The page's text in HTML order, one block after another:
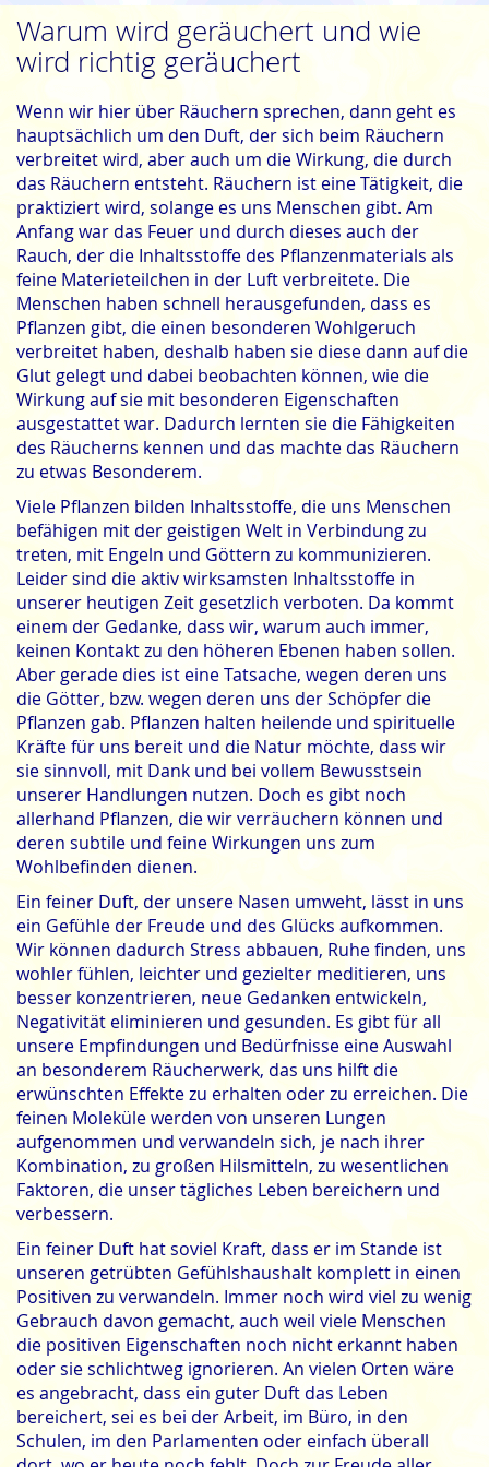
Warum wird geräuchert und wie
wird richtig geräuchert
Wenn wir hier über Räuchern sprechen, dann geht es
hauptsächlich um den Duft, der sich beim Räuchern
verbreitet wird, aber auch um die Wirkung, die durch
das Räuchern entsteht. Räuchern ist eine Tätigkeit, die
praktiziert wird, solange es uns Menschen gibt. Am
Anfang war das Feuer und durch dieses auch der
Rauch, der die Inhaltsstoffe des Pflanzenmaterials als
feine Materieteilchen in der Luft verbreitete. Die
Menschen haben schnell herausgefunden, dass es
Pflanzen gibt, die einen besonderen Wohlgeruch
verbreitet haben, deshalb haben sie diese dann auf die
Glut gelegt und dabei beobachten können, wie die
Wirkung auf sie mit besonderen Eigenschaften
ausgestattet war. Dadurch lernten sie die Fähigkeiten
des Räucherns kennen und das machte das Räuchern
zu etwas Besonderem.
Viele Pflanzen bilden Inhaltsstoffe, die uns Menschen
befähigen mit der geistigen Welt in Verbindung zu
treten, mit Engeln und Göttern zu kommunizieren.
Leider sind die aktiv wirksamsten Inhaltsstoffe in
unserer heutigen Zeit gesetzlich verboten. Da kommt
einem der Gedanke, dass wir, warum auch immer,
keinen Kontakt zu den höheren Ebenen haben sollen.
Aber gerade dies ist eine Tatsache, wegen deren uns
die Götter, bzw. wegen deren uns der Schöpfer die
Pflanzen gab. Pflanzen halten heilende und spirituelle
Kräfte für uns bereit und die Natur möchte, dass wir
sie sinnvoll, mit Dank und bei vollem Bewusstsein
unserer Handlungen nutzen. Doch es gibt noch
allerhand Pflanzen, die wir verräuchern können und
deren subtile und feine Wirkungen uns zum
Wohlbefinden dienen.
Ein feiner Duft, der unsere Nasen umweht, lässt in uns
ein Gefühle der Freude und des Glücks aufkommen.
Wir können dadurch Stress abbauen, Ruhe finden, uns
wohler fühlen, leichter und gezielter meditieren, uns
besser konzentrieren, neue Gedanken entwickeln,
Negativität eliminieren und gesunden. Es gibt für all
unsere Empfindungen und Bedürfnisse eine Auswahl
an besonderem Räucherwerk, das uns hilft die
erwünschten Effekte zu erhalten oder zu erreichen. Die
feinen Moleküle werden von unseren Lungen
aufgenommen und verwandeln sich, je nach ihrer
Kombination, zu großen Hilsmitteln, zu wesentlichen
Faktoren, die unser tägliches Leben bereichern und
verbessern.
Ein feiner Duft hat soviel Kraft, dass er im Stande ist
unseren getrübten Gefühlshaushalt komplett in einen
Positiven zu verwandeln. Immer noch wird viel zu wenig
Gebrauch davon gemacht, auch weil viele Menschen
die positiven Eigenschaften noch nicht erkannt haben
oder sie schlichtweg ignorieren. An vielen Orten wäre
es angebracht, dass ein guter Duft das Leben
bereichert, sei es bei der Arbeit, im Büro, in den
Schulen, im den Parlamenten oder einfach überall